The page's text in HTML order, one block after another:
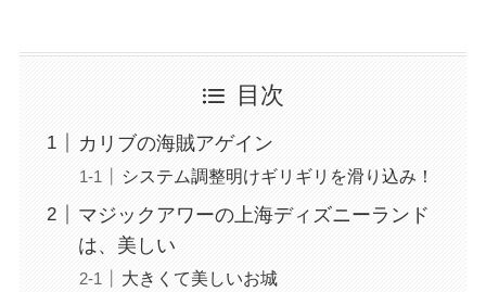
目次
カリブの海賊アゲイン
システム調整明けギリギリを滑り込み！
マジックアワーの上海ディズニーランド
は、美しい
大きくて美しいお城